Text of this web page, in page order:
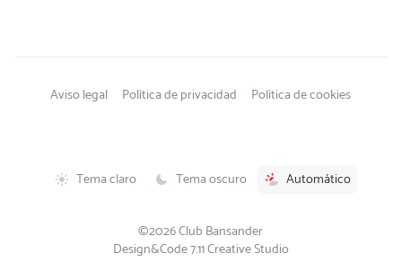
Aviso legal Política de privacidad Política de cookies
Tema claro Tema oscuro Automático
©2026 Club Bansander
Design&Code 7.11 Creative Studio